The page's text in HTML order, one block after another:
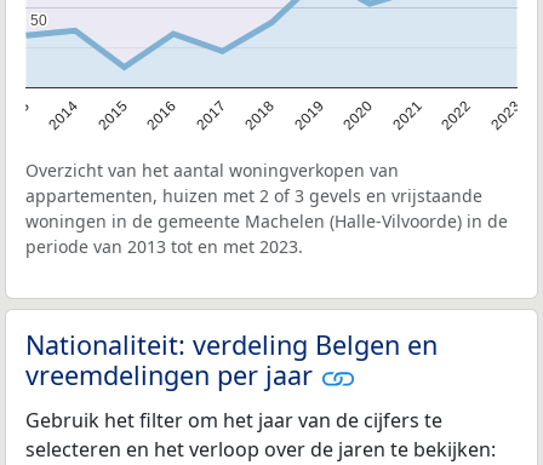
2014 2015 2016 2017 2018 2019 2020 2021 2022 2023
50
50
Overzicht van het aantal woningverkopen van
appartementen, huizen met 2 of 3 gevels en vrijstaande
woningen in de gemeente Machelen (Halle-Vilvoorde) in de
periode van 2013 tot en met 2023.
Nationaliteit: verdeling Belgen en
vreemdelingen per jaar
Gebruik het filter om het jaar van de cijfers te
selecteren en het verloop over de jaren te bekijken: